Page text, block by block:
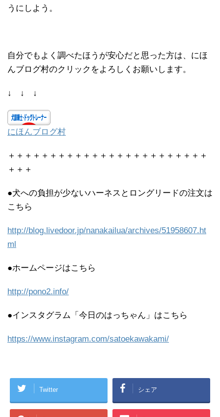
うにしよう。
自分でもよく調べたほうが安心だと思った方は、にほ
んブログ村のクリックをよろしくお願いします。
↓ ↓ ↓
にほんブログ村
＋＋＋＋＋＋＋＋＋＋＋＋＋＋＋＋＋＋＋＋＋＋＋＋
＋＋＋
●犬への負担が少ないハーネスとロングリードの注文は
こちら
http://blog.livedoor.jp/nanakailua/archives/51958607.ht
ml
●ホームページはこちら
http://pono2.info/
●インスタグラム「今日のはっちゃん」はこちら
https://www.instagram.com/satoekawakami/
Twitter シェア